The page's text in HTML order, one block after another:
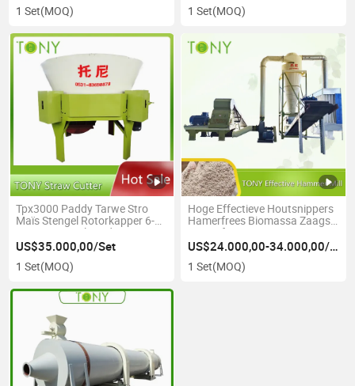
1 Set(MOQ) 1 Set(MOQ)
Tpx3000 Paddy Tarwe Stro
Maïs Stengel Rotorkapper 6-
8t/H Stro Baal Snijder
US$35.000,00/Set
1 Set(MOQ)
Hoge Effectieve Houtsnippers
Hamerfrees Biomassa Zaagsel
Hamerfrees
US$24.000,00-34.000,00/Set
1 Set(MOQ)